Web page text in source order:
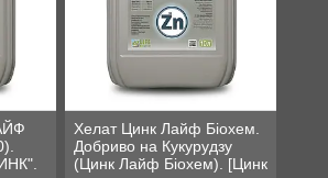
Хелат Цинк Лайф Біохем.
Добриво на Кукурудзу
(Цинк Лайф Біохем). [Цинк